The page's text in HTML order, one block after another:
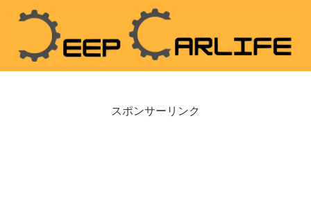
スポンサーリンク